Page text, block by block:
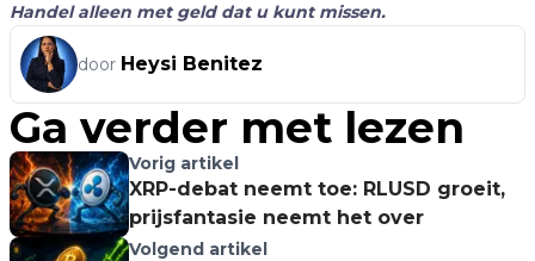
Handel alleen met geld dat u kunt missen.
door Heysi Benitez
Ga verder met lezen
Vorig artikel
XRP-debat neemt toe: RLUSD groeit,
prijsfantasie neemt het over
Volgend artikel